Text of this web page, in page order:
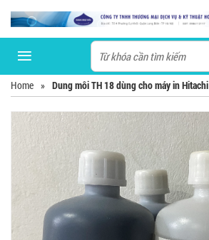
Home » Dung môi TH 18 dùng cho máy in Hitachi